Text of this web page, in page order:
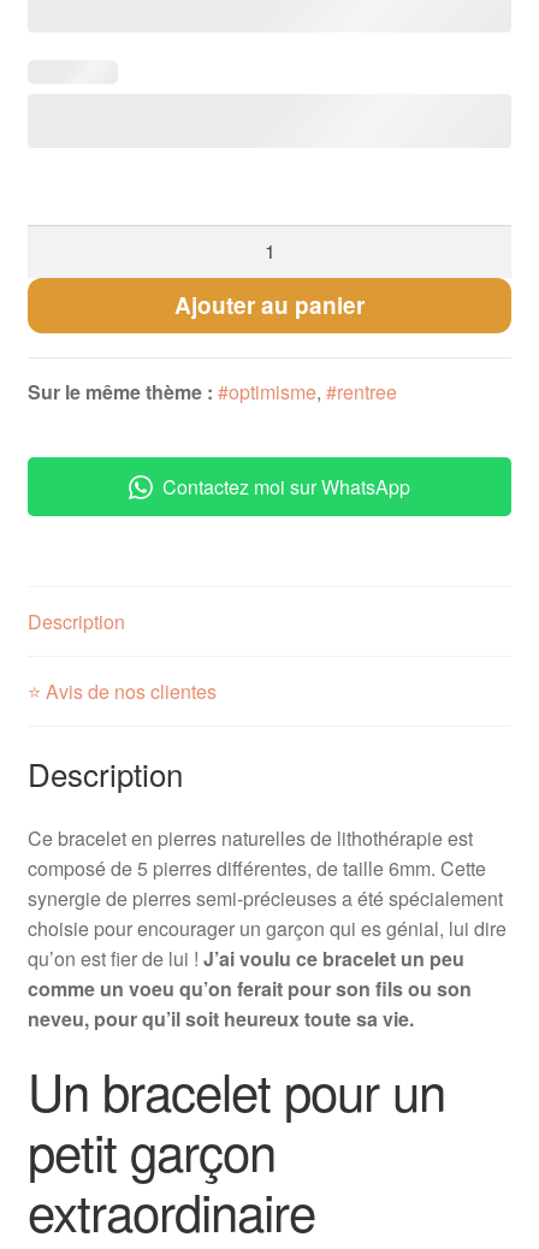
Bracelet
Garçon
es
Ajouter au panier
Sur le même thème : #optimisme, #rentree
Contactez moi sur WhatsApp
Description
⭐ Avis de nos clientes
Description
Ce bracelet en pierres naturelles de lithothérapie est
composé de 5 pierres différentes, de taille 6mm. Cette
synergie de pierres semi-précieuses a été spécialement
choisie pour encourager un garçon qui es génial, lui dire
qu’on est fier de lui ! J’ai voulu ce bracelet un peu
comme un voeu qu’on ferait pour son fils ou son
neveu, pour qu’il soit heureux toute sa vie.
Un bracelet pour un
petit garçon
extraordinaire